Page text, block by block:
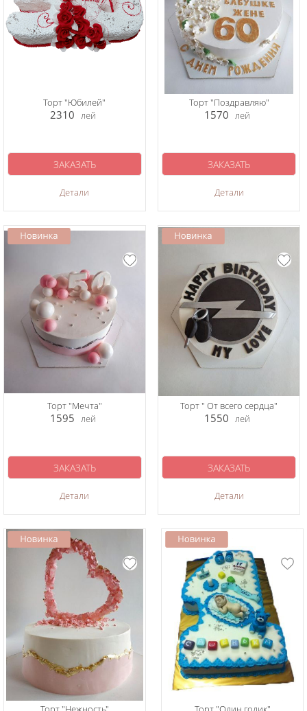
Торт "Юбилей"
2310 лей
Детали
ЗАКАЗАТЬ
Торт "Поздравляю"
1570 лей
Детали
ЗАКАЗАТЬ
Торт "Мечта"
1595 лей
Детали
ЗАКАЗАТЬ
Торт " От всего сердца"
1550 лей
Детали
ЗАКАЗАТЬ